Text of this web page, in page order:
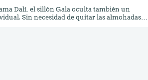
Dalí, el sillón Gala oculta también un
Sin necesidad de quitar las almohadas